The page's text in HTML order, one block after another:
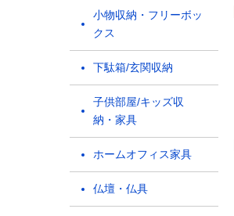
小物収納・フリーボッ
クス
下駄箱/玄関収納
子供部屋/キッズ収
納・家具
ホームオフィス家具
仏壇・仏具